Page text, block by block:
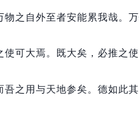
物之自外至者安能累我哉。
使可大焉。 既大矣， 必推之
吾之用与天地参矣。 德如此其